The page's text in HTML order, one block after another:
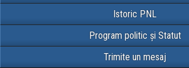
Istoric PNL
Program politic și Statut
Trimite un mesaj